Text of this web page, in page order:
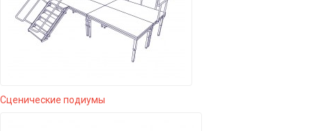
Сценические подиумы